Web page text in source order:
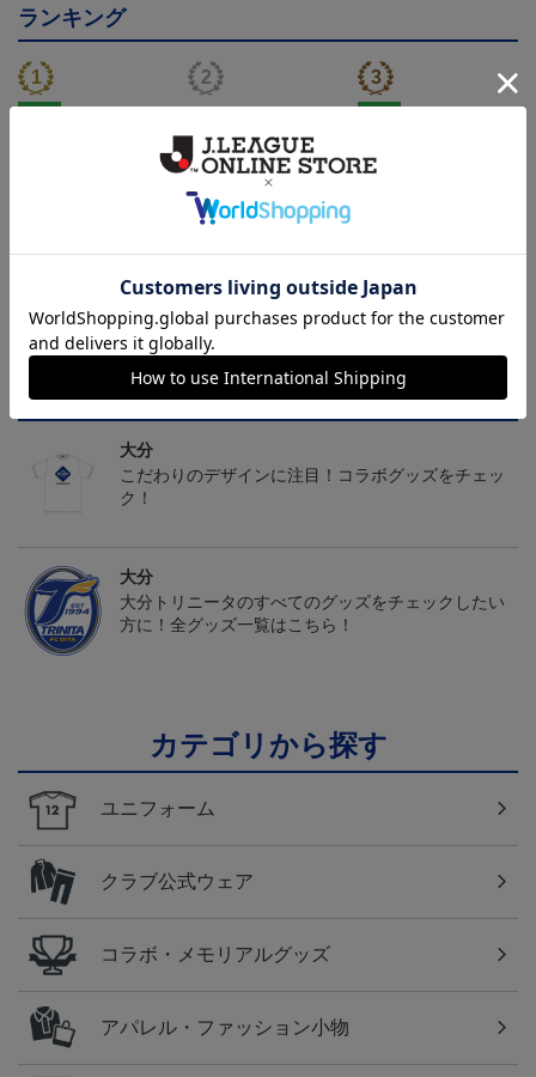
ランキング
クス タオルマフラー
2,500円
ュウ タオルマフラー
2,500円
クス キーホルダー
1,100円
トピックス
大分
こだわりのデザインに注目！コラボグッズをチェッ
ク！
大分
大分トリニータのすべてのグッズをチェックしたい
方に！全グッズ一覧はこちら！
カテゴリから探す
ユニフォーム
クラブ公式ウェア
コラボ・メモリアルグッズ
アパレル・ファッション小物